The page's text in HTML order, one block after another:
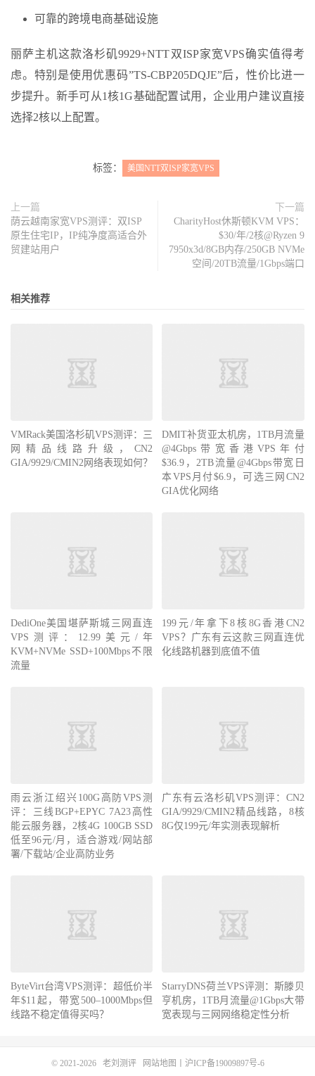
可靠的跨境电商基础设施
丽萨主机这款洛杉矶9929+NTT双ISP家宽VPS确实值得考
虑。特别是使用优惠码”TS-CBP205DQJE”后，性价比进一
步提升。新手可从1核1G基础配置试用，企业用户建议直接
选择2核以上配置。
标签： 美国NTT双ISP家宽VPS
上一篇
荫云越南家宽VPS测评：双ISP
原生住宅IP，IP纯净度高适合外
贸建站用户
下一篇
CharityHost休斯顿KVM VPS：
$30/年/2核@Ryzen 9
7950x3d/8GB内存/250GB NVMe
空间/20TB流量/1Gbps端口
相关推荐
VMRack美国洛杉矶VPS测评：三
网精品线路升级，CN2
GIA/9929/CMIN2网络表现如何？
DMIT补货亚太机房，1TB月流量
@4Gbps带宽香港VPS年付
$36.9，2TB流量@4Gbps带宽日
本VPS月付$6.9，可选三网CN2
GIA优化网络
DediOne美国堪萨斯城三网直连
VPS测评：12.99美元/年
KVM+NVMe SSD+100Mbps不限
流量
199元/年拿下8核8G香港CN2
VPS？广东有云这款三网直连优
化线路机器到底值不值
雨云浙江绍兴100G高防VPS测
评：三线BGP+EPYC 7A23高性
能云服务器，2核4G 100GB SSD
低至96元/月，适合游戏/网站部
署/下载站/企业高防业务
广东有云洛杉矶VPS测评：CN2
GIA/9929/CMIN2精品线路，8核
8G仅199元/年实测表现解析
ByteVirt台湾VPS测评：超低价半
年$11起，带宽500–1000Mbps但
线路不稳定值得买吗？
StarryDNS荷兰VPS评测：斯滕贝
亨机房，1TB月流量@1Gbps大带
宽表现与三网网络稳定性分析
© 2021-2026 老刘测评 网站地图 沪ICP备19009897号-6